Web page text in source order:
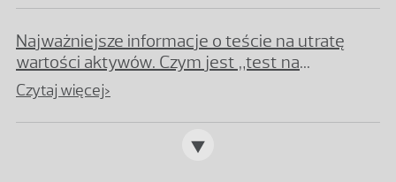
Najważniejsze informacje o teście na utratę
wartości aktywów. Czym jest „test na
impairment”?
Czytaj więcej>